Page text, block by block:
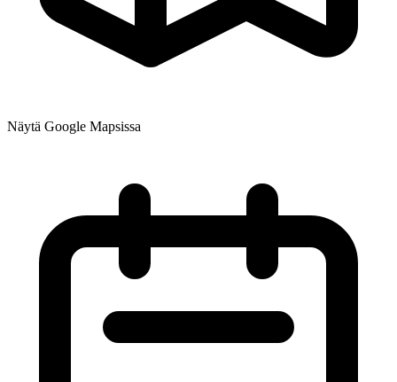
Näytä Google Mapsissa